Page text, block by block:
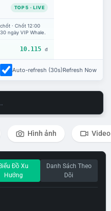
TOP 5 · LIVE
· Chốt 12:00
ngày VIP Whale.
10.115 đ
Auto-refresh (30s)Refresh Now
Hình ảnh Video
Biểu Đồ Xu
Hướng
Danh Sách Theo
Dõi